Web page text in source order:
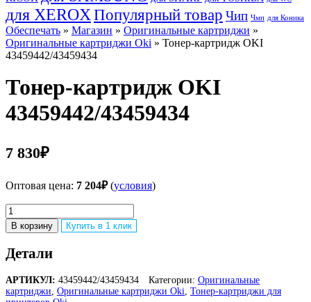
для XEROX Популярный товар Чип Чмп для Коника
Обеспечать » Магазин » Оригинальные картриджи »
Оригинальные картриджи Оki » Тонер-картридж OKI
43459442/43459434
Тонер-картридж OKI
43459442/43459434
7 830₽
Оптовая цена: 7 204₽(условия)
Количество
товара
Тонер-
картридж
OKI
В корзину Купить в 1 клик
Детали
АРТИКУЛ: 43459442/43459434 Категории: Оригинальные
картриджи Оригинальные картриджи Оki Тонер-картриджи для